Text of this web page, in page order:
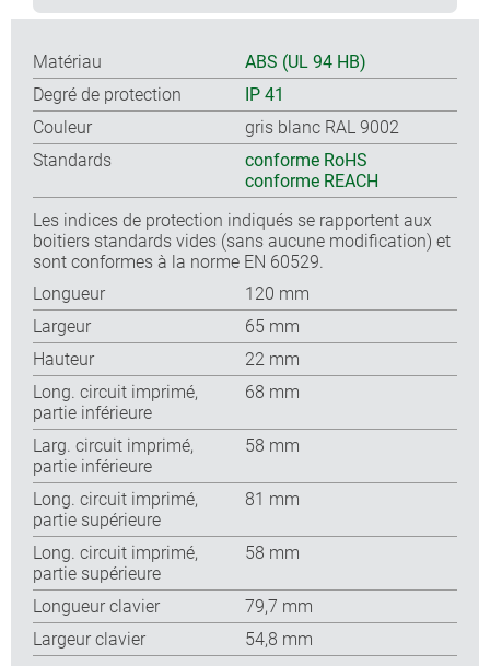
Matériau
ABS (UL 94 HB)
Degré de protection
IP 41
Couleur
gris blanc RAL 9002
Standards
conforme RoHS
conforme REACH
Les indices de protection indiqués se rapportent aux
boitiers standards vides (sans aucune modification) et
sont conformes à la norme EN 60529.
Longueur
120 mm
Largeur
65 mm
Hauteur
22 mm
Long. circuit imprimé,
partie inférieure
68 mm
Larg. circuit imprimé,
partie inférieure
58 mm
Long. circuit imprimé,
partie supérieure
81 mm
Long. circuit imprimé,
partie supérieure
58 mm
Longueur clavier
79,7 mm
Largeur clavier
54,8 mm